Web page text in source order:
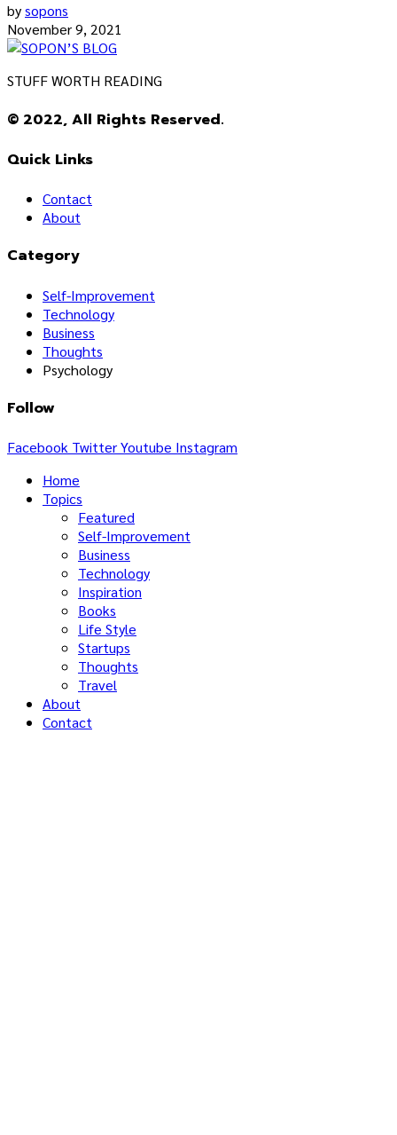
bysopons
November 9, 2021
STUFF WORTH READING
© 2022, All Rights Reserved.
Quick Links
Contact
About
Category
Self-Improvement
Technology
Business
Thoughts
Psychology
Follow
Facebook TwitterYoutube Instagram
Home
Topics
Featured
Self-Improvement
Business
Technology
Inspiration
Books
Life Style
Startups
Thoughts
Travel
About
Contact